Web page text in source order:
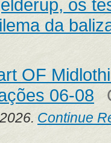
os
da
OF
06-08
Continue